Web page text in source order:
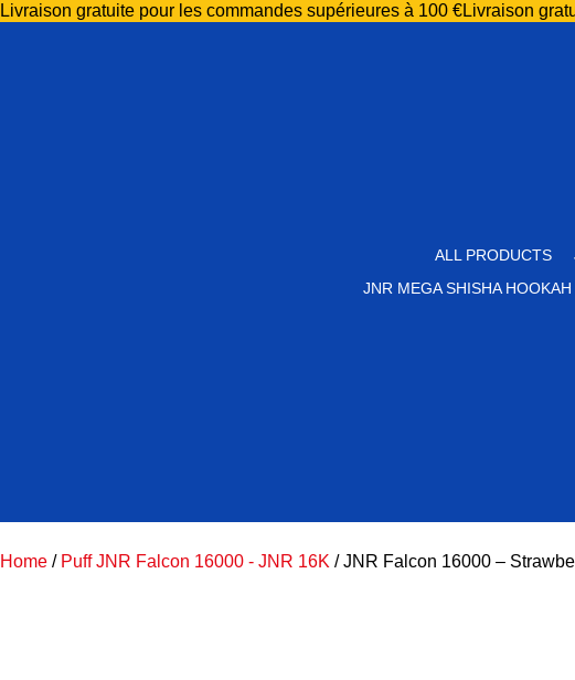
Livraison gratuite pour les commandes supérieures à 100 €Livraison
ALL PRODUCTS
JNR MEGA SHISHA
Home / Puff JNR Falcon 16000 - JNR 16K / JNR Falcon 16000 –